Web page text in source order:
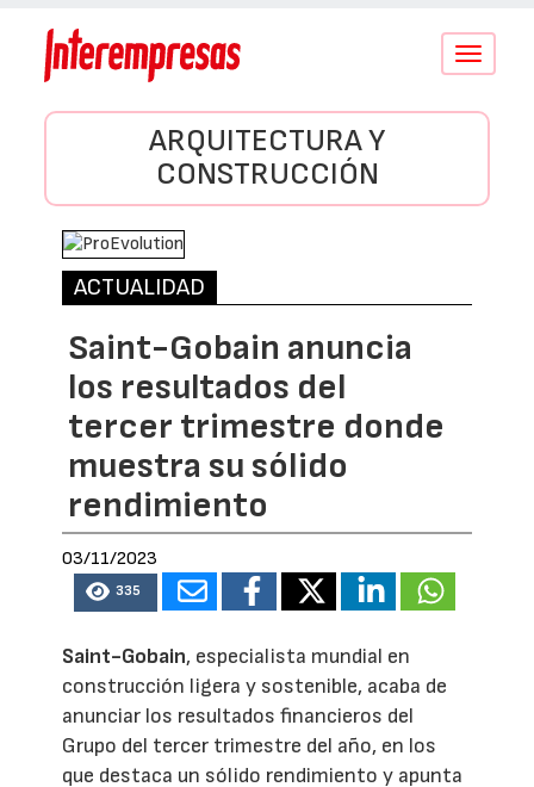
Conmutar
ARQUITECTURA Y
CONSTRUCCIÓN
ACTUALIDAD
Saint-Gobain anuncia
los resultados del
tercer trimestre donde
muestra su sólido
rendimiento
03/11/2023
335
Saint-Gobain, especialista mundial en
construcción ligera y sostenible, acaba de
anunciar los resultados financieros del
Grupo del tercer trimestre del año, en los
que destaca un sólido rendimiento y apunta